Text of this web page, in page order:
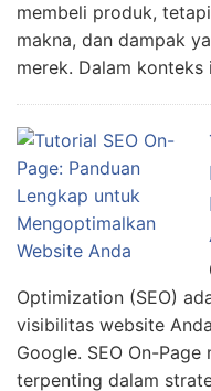
membeli produk,
makna, dan dampak
merek. Dalam konteks
Optimization (SEO)
visibilitas website
Google. SEO On-
terpenting dalam